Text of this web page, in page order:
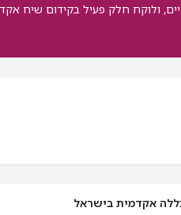
ולוקח חלק פעיל בקידום שיח
אקדמית בישראל